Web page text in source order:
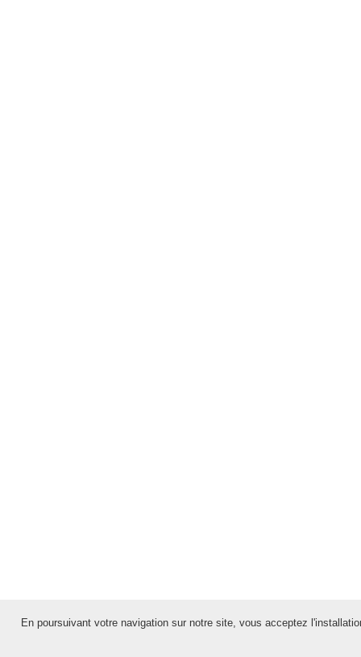
En poursuivant votre navigation sur notre site, vous acceptez